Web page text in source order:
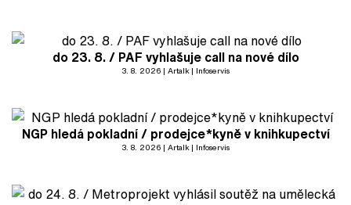
do 23. 8. / PAF vyhlašuje call na nové dílo
3. 8. 2026 Artalk Infoservis
NGP hledá pokladní / prodejce*kyně v knihkupectví
3. 8. 2026 Artalk Infoservis